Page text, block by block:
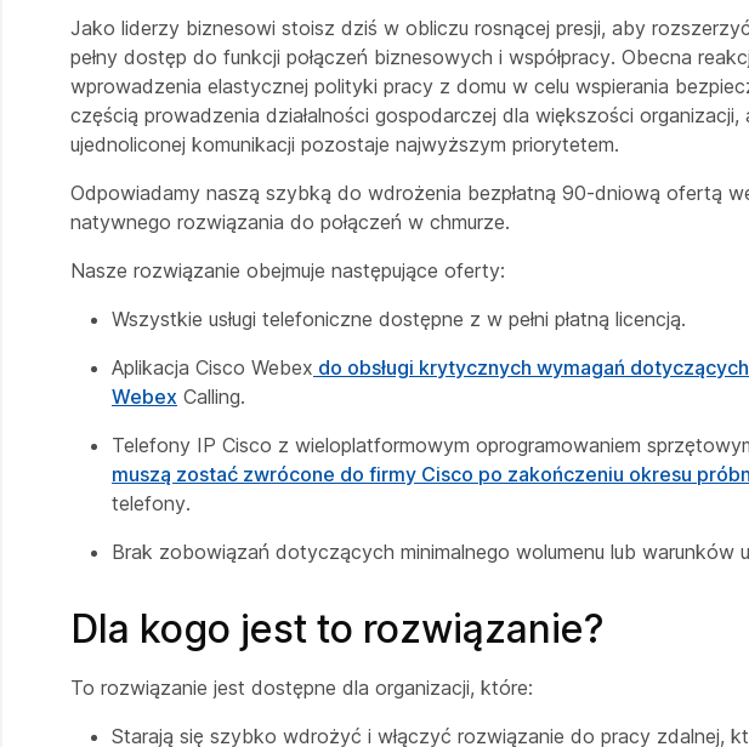
Jako liderzy biznesowi stoisz dziś w obliczu rosnącej presji, aby
pełny dostęp do funkcji połączeń biznesowych i współpracy. Obecna
wprowadzenia elastycznej polityki pracy z domu w celu wspierania
częścią prowadzenia działalności gospodarczej dla większości
ujednoliconej komunikacji pozostaje najwyższym priorytetem.
Odpowiadamy naszą szybką do wdrożenia bezpłatną 90-dniową ofertą
natywnego rozwiązania do połączeń w chmurze.
Nasze rozwiązanie obejmuje następujące oferty:
Wszystkie usługi telefoniczne dostępne z w pełni płatną licencją.
Aplikacja Cisco Webex do obsługi krytycznych wymagań dotyczących
Webex Calling.
Telefony IP Cisco z wieloplatformowym oprogramowaniem
muszą zostać zwrócone do firmy Cisco po zakończeniu okresu
telefony.
Brak zobowiązań dotyczących minimalnego wolumenu lub warunków
Dla kogo jest to rozwiązanie?
To rozwiązanie jest dostępne dla organizacji, które:
Starają się szybko wdrożyć i włączyć rozwiązanie do pracy zdalnej,